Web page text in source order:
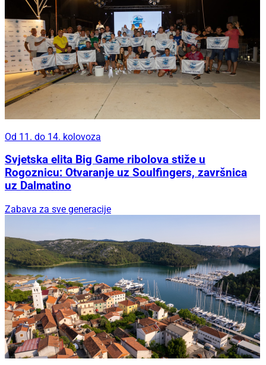
Od 11. do 14. kolovoza
Svjetska elita Big Game ribolova stiže u
Rogoznicu: Otvaranje uz Soulfingers, završnica
uz Dalmatino
Zabava za sve generacije